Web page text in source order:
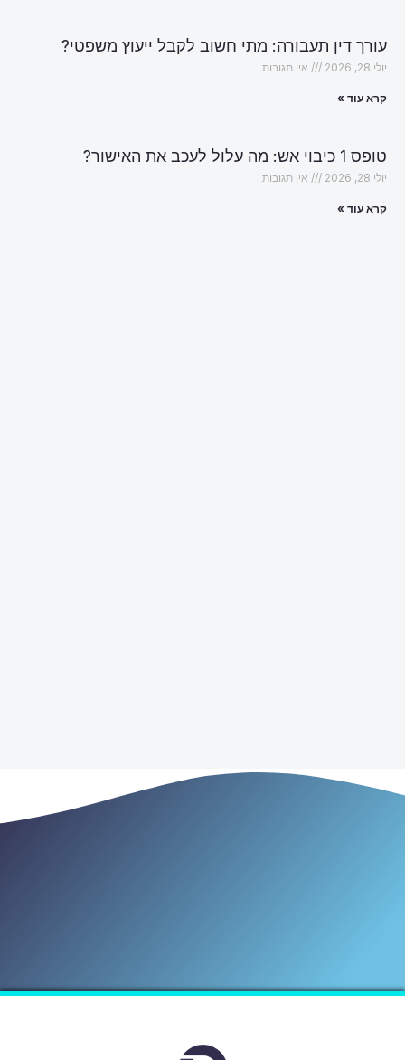
עורך דין תעבורה: מתי חשוב לקבל ייעוץ משפטי?
יולי 28, 2026 אין תגובות
קרא עוד »
טופס 1 כיבוי אש: מה עלול לעכב את האישור?
יולי 28, 2026 אין תגובות
קרא עוד »